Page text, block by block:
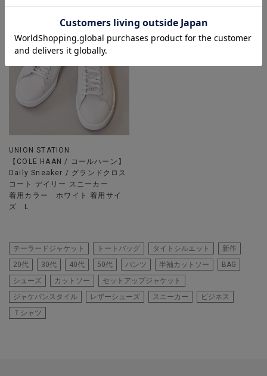
UNION STATION
【COLE HAAN / コールハーン】
Daily Sneaker / グランドクロス
コート デイリー スニーカー
着用カラー ホワイト 着用サイ
ズ L
テーラードジャケット トートバッグ タイトシルエット
新作
20代
30代 40代 50代 パンツ 半袖カットソー
BAG
シューズ
カットソー
セットアップジャケット
ジャケパンスタイル
レザーシューズ スニーカー
ビジネス
Ｔシャツ